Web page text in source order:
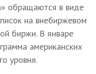
обращаются в виде
на внебиржевом
биржи. В январе
американских
уровня.